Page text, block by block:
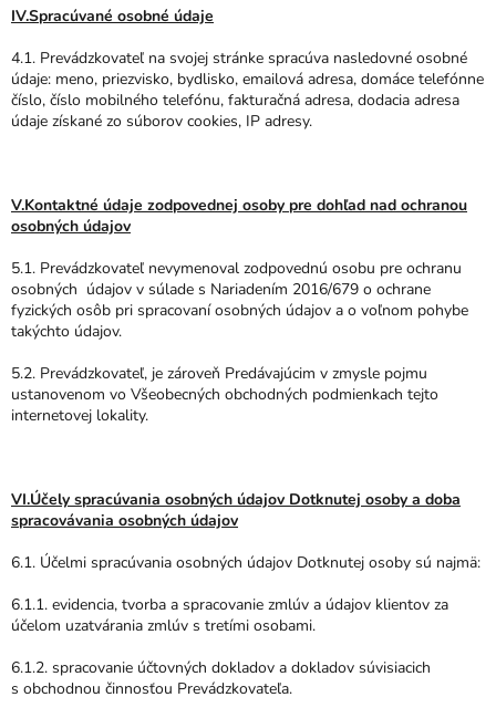
IV.Spracúvané osobné údaje
4.1. Prevádzkovateľ na svojej stránke spracúva nasledovné osobné
údaje: meno, priezvisko, bydlisko, emailová adresa, domáce telefónne
číslo, číslo mobilného telefónu, fakturačná adresa, dodacia adresa
údaje získané zo súborov cookies, IP adresy.
V.Kontaktné údaje zodpovednej osoby pre dohľad nad ochranou
osobných údajov
5.1. Prevádzkovateľ nevymenoval zodpovednú osobu pre ochranu
osobných údajov v súlade s Nariadením 2016/679 o ochrane
fyzických osôb pri spracovaní osobných údajov a o voľnom pohybe
takýchto údajov.
5.2. Prevádzkovateľ, je zároveň Predávajúcim v zmysle pojmu
ustanovenom vo Všeobecných obchodných podmienkach tejto
internetovej lokality.
VI.Účely spracúvania osobných údajov Dotknutej osoby a doba
spracovávania osobných údajov
6.1. Účelmi spracúvania osobných údajov Dotknutej osoby sú najmä:
6.1.1. evidencia, tvorba a spracovanie zmlúv a údajov klientov za
účelom uzatvárania zmlúv s tretími osobami.
6.1.2. spracovanie účtovných dokladov a dokladov súvisiacich
s obchodnou činnosťou Prevádzkovateľa.